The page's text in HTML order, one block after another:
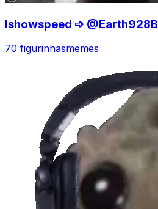
Ishowspeed ➩ @Earth928B
70 figurinhasmemes